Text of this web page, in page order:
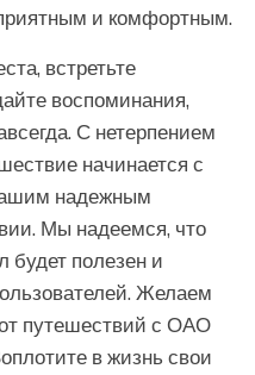
и комфортным.
встретьте
воспоминания,
С нетерпением
начинается с
надежным
Мы надеемся, что
будет полезен и
Желаем
путешествий с ОАО
в жизнь свои